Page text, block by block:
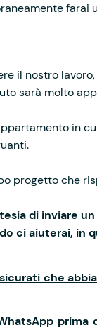
farai
il nostro
sarà molto
in
progetto che
di inviare
ci aiuterai, in
che
prima